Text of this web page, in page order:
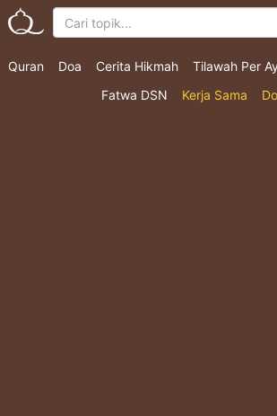
Quran Doa Cerita Hikmah Tilawah Per
Fatwa DSN
Kerja Sama